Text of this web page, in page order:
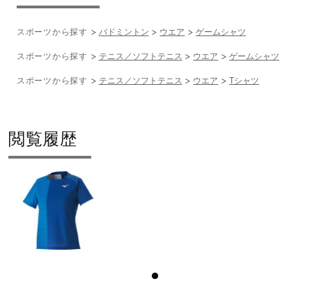
スポーツから探す バドミントン ウエア ゲームシャツ
スポーツから探す テニス／ソフトテニス ウエア ゲームシャツ
スポーツから探す テニス／ソフトテニス ウエア Tシャツ
閲覧履歴